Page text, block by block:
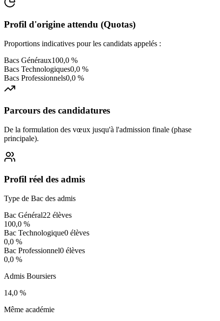
Profil d'origine attendu (Quotas)
Proportions indicatives pour les candidats appelés :
Bacs Généraux100,0 %
Bacs Technologiques0,0 %
Bacs Professionnels0,0 %
Parcours des candidatures
De la formulation des vœux jusqu'à l'admission finale (phase
principale).
Profil réel des admis
Type de Bac des admis
Bac Général22 élèves
100,0 %
Bac Technologique0 élèves
0,0 %
Bac Professionnel0 élèves
0,0 %
Admis Boursiers
14,0 %
Même académie